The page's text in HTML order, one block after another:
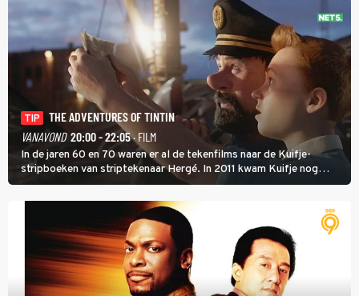
TIP
THE ADVENTURES OF TINTIN
VANAVOND 20:00 - 22:05· FILM
In de jaren 60 en 70 waren er al de tekenfilms naar de Kuifje-
stripboeken van striptekenaar Hergé. In 2011 kwam Kuifje nog
meer tot leven in The Adventures of Tintin van Steven Spielberg.